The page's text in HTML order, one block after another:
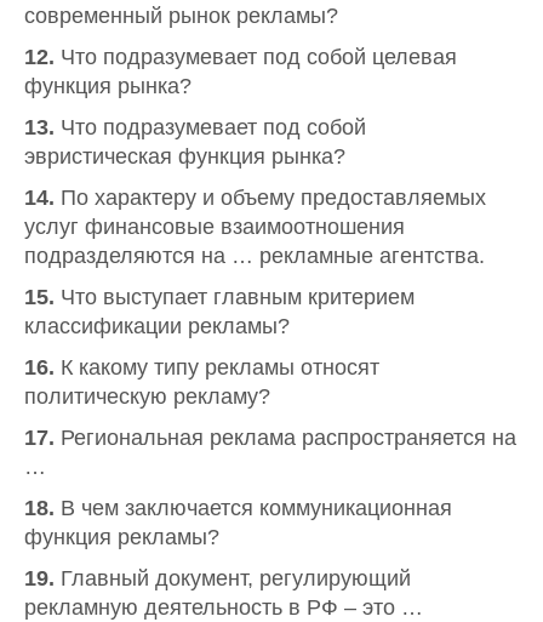
современный рынок рекламы?
12. Что подразумевает под собой целевая
функция рынка?
13. Что подразумевает под собой
эвристическая функция рынка?
14. По характеру и объему предоставляемых
услуг финансовые взаимоотношения
подразделяются на … рекламные агентства.
15. Что выступает главным критерием
классификации рекламы?
16. К какому типу рекламы относят
политическую рекламу?
17. Региональная реклама распространяется на
…
18. В чем заключается коммуникационная
функция рекламы?
19. Главный документ, регулирующий
рекламную деятельность в РФ – это …